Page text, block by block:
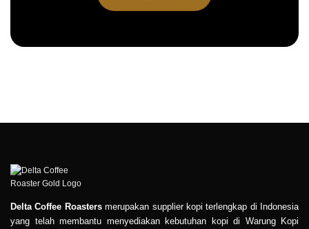
Delta Coffee Roastersmerupakan supplier kopi terlengkap di Indonesia
yang telah membantu menyediakan kebutuhan kopi di Warung Kopi